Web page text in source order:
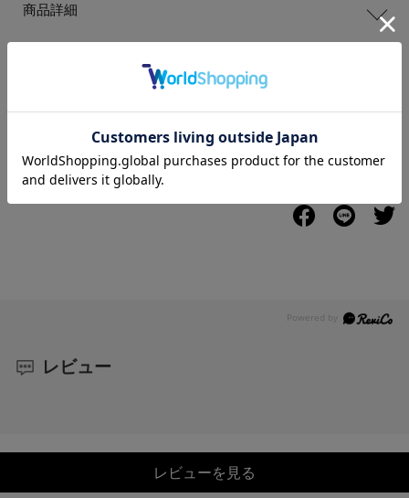
配送と返品について
商品詳細
レビュー
レビューを見る